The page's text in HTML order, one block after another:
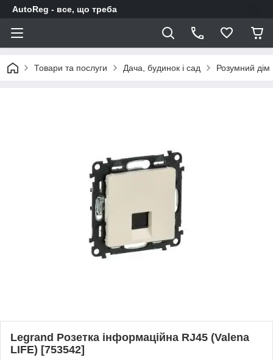
AutoReg - все, що треба
Товари та послуги Дача, будинок і сад Розумний дім
Legrand Розетка інформаційна RJ45 (Valena
LIFE) [753542]